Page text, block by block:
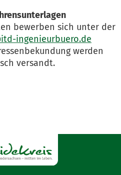
bewerben sich unter der
ingenieurbuero.de
werden
versandt.